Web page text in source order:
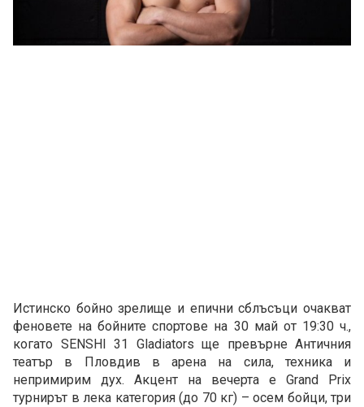
Истинско бойно зрелище и епични сблъсъци очакват
феновете на бойните спортове на 30 май от 19:30 ч.,
когато SENSHI 31 Gladiators ще превърне Античния
театър в Пловдив в арена на сила, техника и
непримирим дух. Акцент на вечерта е Grand Prix
турнирът в лека категория (до 70 кг) – осем бойци, три